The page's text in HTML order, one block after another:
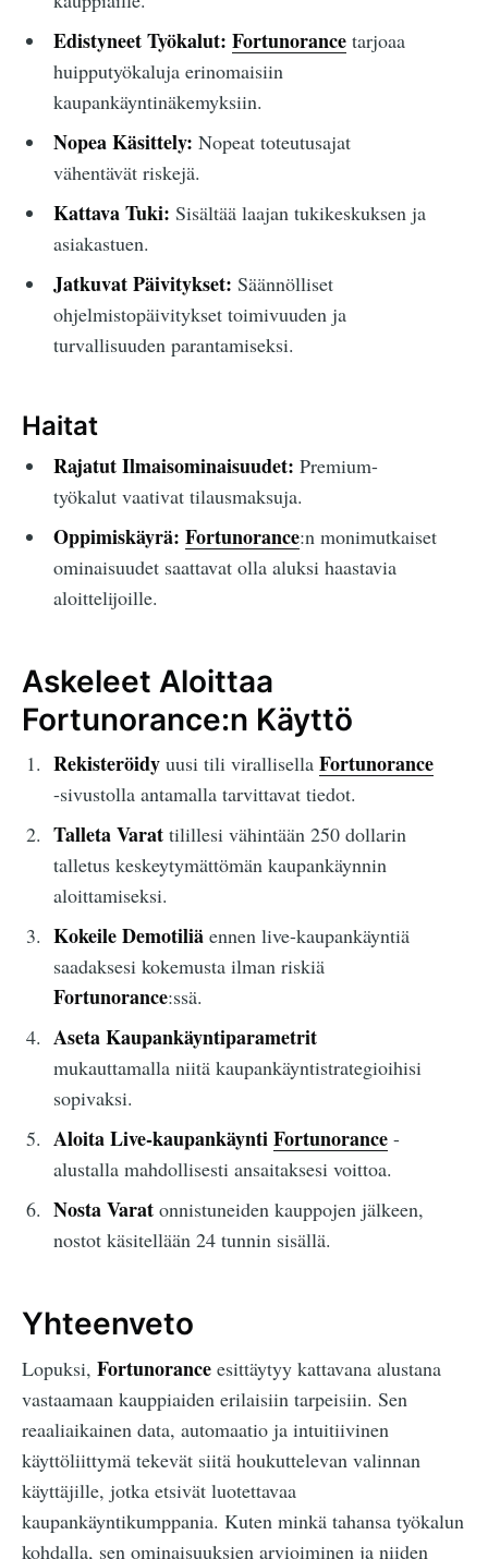
Edistyneet Työkalut: Fortunorancetarjoaa
huipputyökaluja erinomaisiin
kaupankäyntinäkemyksiin.
Nopea Käsittely: Nopeat toteutusajat
vähentävät riskejä.
Kattava Tuki: Sisältää laajan tukikeskuksen ja
asiakastuen.
Jatkuvat Päivitykset: Säännölliset
ohjelmistopäivitykset toimivuuden ja
turvallisuuden parantamiseksi.
Haitat
Rajatut Ilmaisominaisuudet: Premium-
työkalut vaativat tilausmaksuja.
Oppimiskäyrä: Fortunorance:n monimutkaiset
ominaisuudet saattavat olla aluksi haastavia
aloittelijoille.
Askeleet Aloittaa
Fortunorance:n Käyttö
Rekisteröidyuusi tili virallisella Fortunorance
-sivustolla antamalla tarvittavat tiedot.
Talleta Varattilillesi vähintään 250 dollarin
talletus keskeytymättömän kaupankäynnin
aloittamiseksi.
Kokeile Demotiliäennen live-kaupankäyntiä
saadaksesi kokemusta ilman riskiä
Fortunorance:ssä.
Aseta Kaupankäyntiparametrit
mukauttamalla niitä kaupankäyntistrategioihisi
sopivaksi.
Aloita Live-kaupankäynti Fortunorance-
alustalla mahdollisesti ansaitaksesi voittoa.
Nosta Varatonnistuneiden kauppojen jälkeen,
nostot käsitellään 24 tunnin sisällä.
Yhteenveto
Lopuksi, Fortunorance esittäytyy kattavana alustana
vastaamaan kauppiaiden erilaisiin tarpeisiin. Sen
reaaliaikainen data, automaatio ja intuitiivinen
käyttöliittymä tekevät siitä houkuttelevan valinnan
käyttäjille, jotka etsivät luotettavaa
kaupankäyntikumppania. Kuten minkä tahansa työkalun
kohdalla, sen ominaisuuksien arvioiminen ja niiden